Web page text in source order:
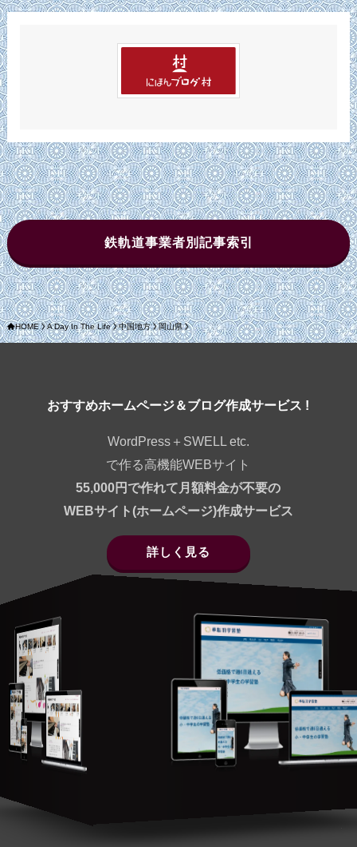
イ
鉄軌道事業者別記事索引
HOME A Day In The Life 中国地方 岡山県
おすすめホームページ＆ブログ作成サービス !
WordPress＋SWELL etc.
で作る高機能WEBサイト
55,000円で作れて月額料金が不要の
WEBサイト(ホームページ)作成サービス
詳しく見る